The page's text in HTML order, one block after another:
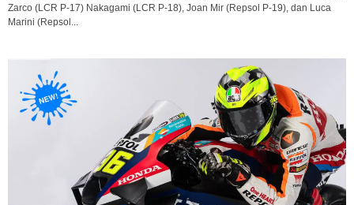
Zarco (LCR P-17) Nakagami (LCR P-18), Joan Mir (Repsol P-19), dan Luca
Marini (Repsol...